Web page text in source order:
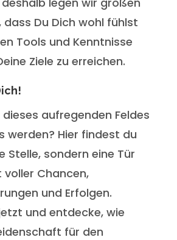
Du Dich wohl fühlst
Tools und Kenntnisse
Ziele zu erreichen.
dieses aufregenden Feldes
werden? Hier findest du
Stelle, sondern eine Tür
voller Chancen,
und Erfolgen.
und entdecke, wie
für den